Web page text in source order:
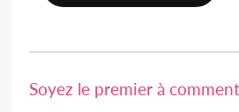
Soyez le premier à